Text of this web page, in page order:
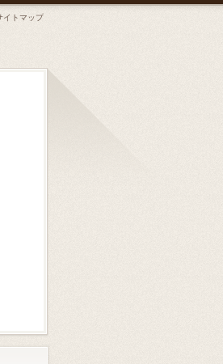
イトマップ